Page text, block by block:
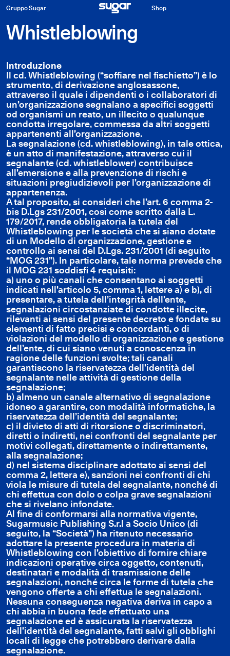
Gruppo Sugar Shop
Whistleblowing
Introduzione
Il cd. Whistleblowing (“soffiare nel fischietto”) è lo
strumento, di derivazione anglosassone,
attraverso il quale i dipendenti o i collaboratori di
un’organizzazione segnalano a specifici soggetti
od organismi un reato, un illecito o qualunque
condotta irregolare, commessa da altri soggetti
appartenenti all’organizzazione.
La segnalazione (cd. whistleblowing), in tale ottica,
è un atto di manifestazione, attraverso cui il
segnalante (cd. whistleblower) contribuisce
all’emersione e alla prevenzione di rischi e
situazioni pregiudizievoli per l’organizzazione di
appartenenza.
A tal proposito, si consideri che l’art. 6 comma 2-
bis D.Lgs 231/2001, così come scritto dalla L.
179/2017, rende obbligatoria la tutela del
Whistleblowing per le società che si siano dotate
di un Modello di organizzazione, gestione e
controllo ai sensi del D.Lgs. 231/2001 (di seguito
“MOG 231”). In particolare, tale norma prevede che
il MOG 231 soddisfi 4 requisiti:
a) uno o più canali che consentano ai soggetti
indicati nell’articolo 5, comma 1, lettere a) e b), di
presentare, a tutela dell’integrità dell’ente,
segnalazioni circostanziate di condotte illecite,
rilevanti ai sensi del presente decreto e fondate su
elementi di fatto precisi e concordanti, o di
violazioni del modello di organizzazione e gestione
dell’ente, di cui siano venuti a conoscenza in
ragione delle funzioni svolte; tali canali
garantiscono la riservatezza dell’identità del
segnalante nelle attività di gestione della
segnalazione;
b) almeno un canale alternativo di segnalazione
idoneo a garantire, con modalità informatiche, la
riservatezza dell’identità del segnalante;
c) il divieto di atti di ritorsione o discriminatori,
diretti o indiretti, nei confronti del segnalante per
motivi collegati, direttamente o indirettamente,
alla segnalazione;
d) nel sistema disciplinare adottato ai sensi del
comma 2, lettera e), sanzioni nei confronti di chi
viola le misure di tutela del segnalante, nonché di
chi effettua con dolo o colpa grave segnalazioni
che si rivelano infondate.
Al fine di conformarsi alla normativa vigente,
Sugarmusic Publishing S.r.l a Socio Unico (di
seguito, la “Società”) ha ritenuto necessario
adottare la presente procedura in materia di
Whistleblowing con l’obiettivo di fornire chiare
indicazioni operative circa oggetto, contenuti,
destinatari e modalità di trasmissione delle
segnalazioni, nonché circa le forme di tutela che
vengono offerte a chi effettua le segnalazioni.
Nessuna conseguenza negativa deriva in capo a
chi abbia in buona fede effettuato una
segnalazione ed è assicurata la riservatezza
dell’identità del segnalante, fatti salvi gli obblighi
locali di legge che potrebbero derivare dalla
segnalazione.